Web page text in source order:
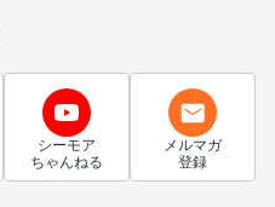
シーモア
ちゃんねる
メルマガ
登録